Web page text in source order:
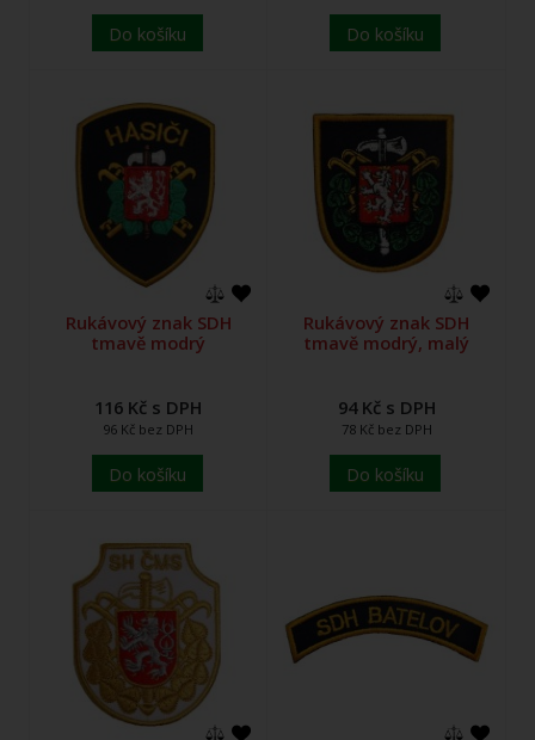
Do košíku Do košíku
Rukávový znak SDH
tmavě modrý
116 Kč s DPH
96 Kč bez DPH
Do košíku
Rukávový znak SDH
tmavě modrý, malý
94 Kč s DPH
78 Kč bez DPH
Do košíku